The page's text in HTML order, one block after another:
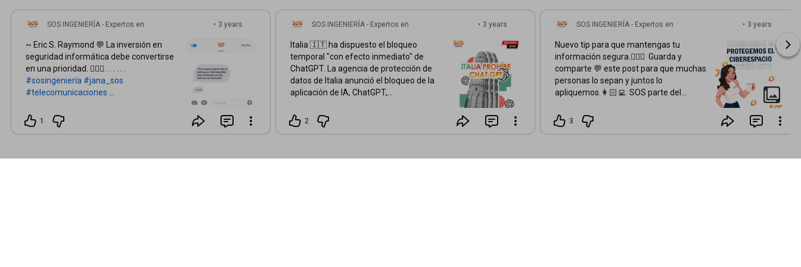
SOS INGENIERÍA - Expertos en
• 3 years
~ Eric S. Raymond 💬 La inversión en
seguridad informática debe convertirse
en una prioridad. 🧏🏽‍♂️ . . . . . .
#sosingeniería #jana_sos
#telecomunicaciones
#ciberseguridad
1
SOS INGENIERÍA - Expertos en
• 3 years
Italia 🇮🇹 ha dispuesto el bloqueo
temporal "con efecto inmediato" de
ChatGPT. La agencia de protección de
datos de Italia anunció el bloqueo de la
aplicación de IA, ChatGPT,
legislación sobre el almacenamiento de
datos personales, además de no tener
2
SOS INGENIERÍA - Expertos en
• 3 years
Nuevo tip para que mantengas tu
información segura.👍🏻😁 Guarda y
comparte 💬 este post para que muchas
personas lo sepan y juntos lo
apliquemos.👩🏻‍💻 SOS parte del
#jana_sos
3